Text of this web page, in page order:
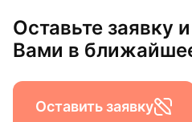
Оставьте заявку
Вами в
Оставить заявку